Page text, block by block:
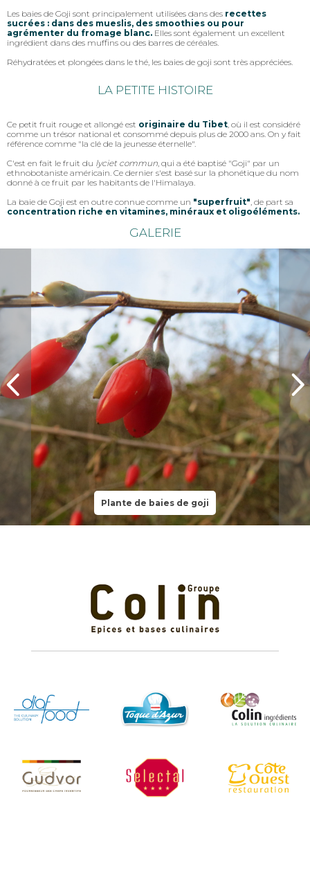
Les baies de Goji sont principalement utilisées dans des recettes
sucrées : dans des mueslis, des smoothies ou pour
agrémenter du fromage blanc. Elles sont également un excellent
ingrédient dans des muffins ou des barres de céréales.
Réhydratées et plongées dans le thé, les baies de goji sont très appréciées.
LA PETITE HISTOIRE
Ce petit fruit rouge et allongé est originaire du Tibet , où il est considéré
comme un trésor national et consommé depuis plus de 2000 ans. On y fait
référence comme "la clé de la jeunesse éternelle".
C'est en fait le fruit du lyciet commun , qui a été baptisé "Goji" par un
ethnobotaniste américain. Ce dernier s'est basé sur la phonétique du nom
donné à ce fruit par les habitants de l'Himalaya.
La baie de Goji est en outre connue comme un "superfruit" , de part sa
concentration riche en vitamines, minéraux et oligoéléments.
GALERIE
Plante de baies de goji